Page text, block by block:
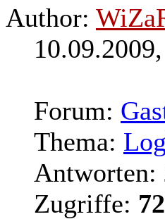
Author:
Forum:
Thema:
Antworten:
Zugriffe: